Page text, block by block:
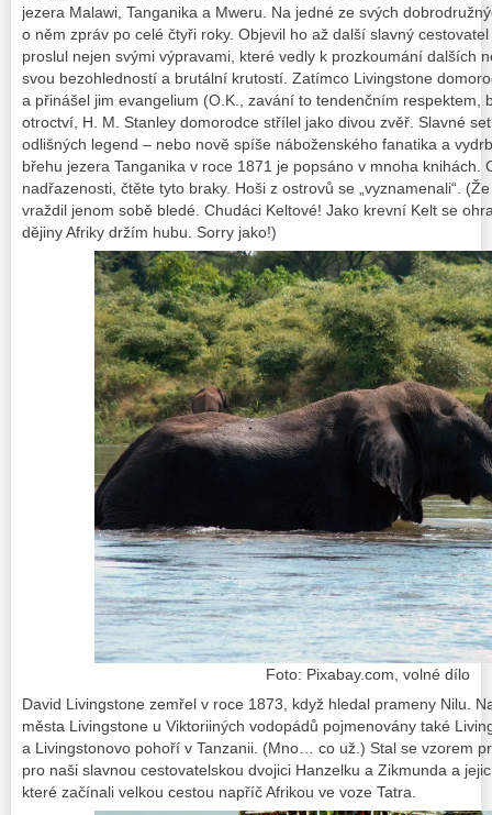
jezera Malawi, Tanganika a Mweru. Na jedné ze svých
o něm zpráv po celé čtyři roky. Objevil ho až další slavný
proslul nejen svými výpravami, které vedly k prozkoumání dalších
svou bezohledností a brutální krutostí. Zatímco Livingstone
a přinášel jim evangelium (O.K., zavání to tendenčním
otroctví, H. M. Stanley domorodce střílel jako divou zvěř. Slavné
odlišných legend – nebo nově spíše náboženského fanatika a
břehu jezera Tanganika v roce 1871 je popsáno v mnoha knihách.
nadřazenosti, čtěte tyto braky. Hoši z ostrovů se „vyznamenali“.
vraždil jenom sobě bledé. Chudáci Keltové! Jako krevní Kelt se
dějiny Afriky držím hubu. Sorry jako!)
Foto: Pixabay.com, volné dílo
David Livingstone zemřel v roce 1873, když hledal prameny Nilu.
města Livingstone u Viktoriiných vodopádů pojmenovány také
a Livingstonovo pohoří v Tanzanii. (Mno… co už.) Stal se vzorem
pro naši slavnou cestovatelskou dvojici Hanzelku a Zikmunda a
které začínali velkou cestou napříč Afrikou ve voze Tatra.